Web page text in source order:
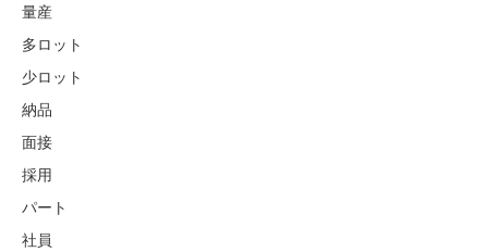
量産
多ロット
少ロット
納品
面接
採用
パート
社員